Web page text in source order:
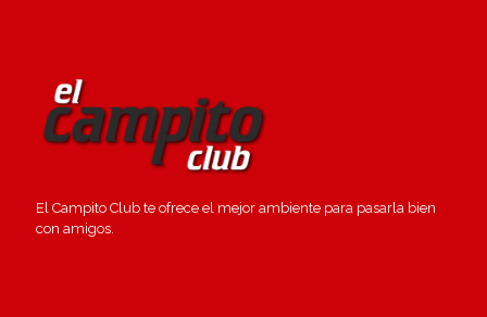
El Campito Club te ofrece el mejor ambiente para pasarla bien
con amigos.